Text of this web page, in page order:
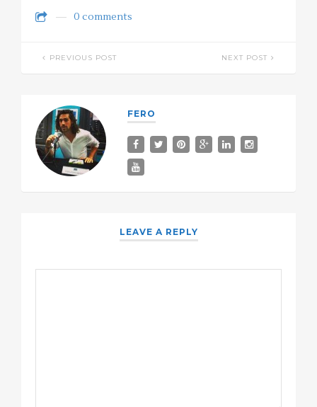
0 comments
PREVIOUS POST NEXT POST
FERO
LEAVE A REPLY